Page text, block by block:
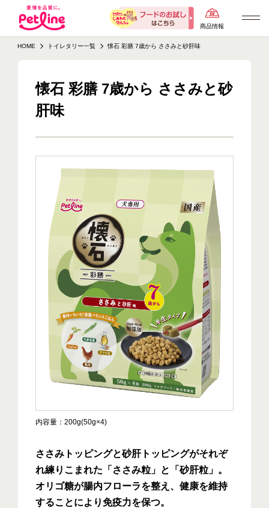
商品情報
HOME トイレタリー一覧 懐石 彩膳 7歳から ささみと砂肝味
懐石 彩膳 7歳から ささみと砂
肝味
内容量 200g(50g×4)
ささみトッピングと砂肝トッピングがそれぞ
れ練りこまれた「ささみ粒」と「砂肝粒」。
オリゴ糖が腸内フローラを整え、健康を維持
することにより免疫力を保つ。